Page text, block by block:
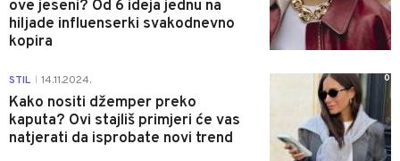
ove jeseni? Od 6 ideja jednu na
hiljade influenserki svakodnevno
kopira
STIL 14.11.2024.
Kako nositi džemper preko
kaputa? Ovi stajliš primjeri će vas
natjerati da isprobate novi trend
0